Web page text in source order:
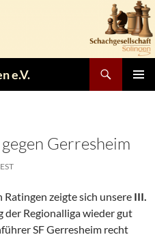
e.V.
Gerresheim
zeigte sich unsere III.
Regionalliga wieder gut
SF Gerresheim recht